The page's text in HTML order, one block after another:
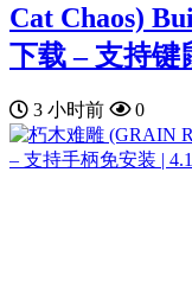
Cat Chaos)
下载 – 支持键
3 小时前 0